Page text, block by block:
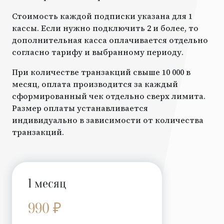
Стоимость каждой подписки указана для 1
кассы. Если нужно подключить 2 и более, то
дополнительная касса оплачивается отдельно
согласно тарифу и выбранному периоду.
При количестве транзакций свыше 10 000 в
месяц, оплата производится за каждый
сформированный чек отдельно сверх лимита.
Размер оплаты устанавливается
индивидуально в зависимости от количества
транзакций.
1 месяц
990 ₽